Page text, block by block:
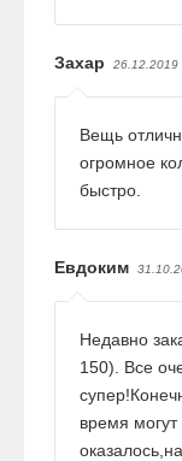
Захар 26.12.2019
Вещь
огромное
быстро.
Евдоким
Недавно
150). Все
время могут